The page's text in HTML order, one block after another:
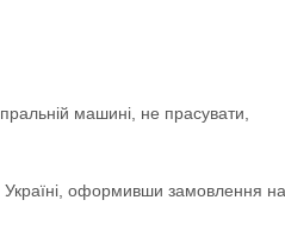
машині, не прасувати,
Україні, оформивши замовлення на